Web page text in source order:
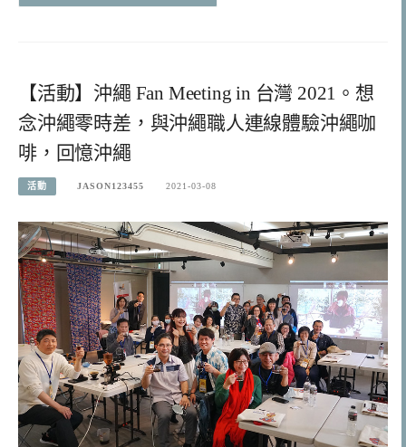
【活動】沖繩 Fan Meeting in 台灣 2021。想
念沖繩零時差，與沖繩職人連線體驗沖繩咖
啡，回憶沖繩
活動 JASON123455 2021-03-08